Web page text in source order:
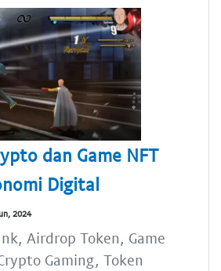
dan Game NFT
Digital
2024
Airdrop Token, Game
Gaming, Token